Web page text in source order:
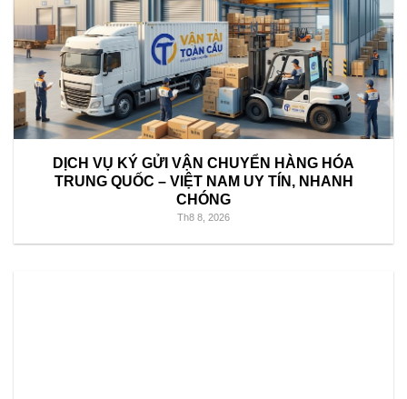
DỊCH VỤ KÝ GỬI VẬN CHUYỂN HÀNG HÓA
TRUNG QUỐC – VIỆT NAM UY TÍN, NHANH
CHÓNG
Th8 8, 2026